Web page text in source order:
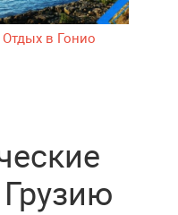
Отдых в Гонио